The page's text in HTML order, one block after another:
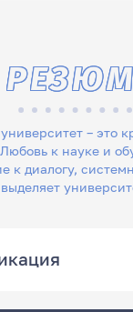
– это
к науке и
выделяет